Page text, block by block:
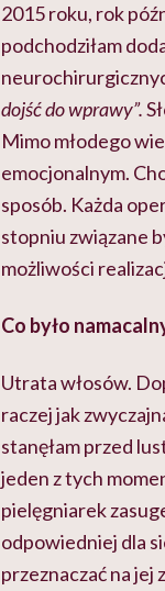
2015 roku, rok
podchodziłam
dojść do wprawy”.
Mimo młodego
emocjonalnym.
sposób. Każda
stopniu związane
możliwości
Co było
Utrata włosów.
raczej jak
stanęłam przed
jeden z tych
pielęgniarek
odpowiedniej dla
przeznaczać na jej